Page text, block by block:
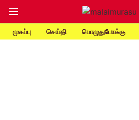
முகப்பு செய்தி பொழுதுபோக்கு